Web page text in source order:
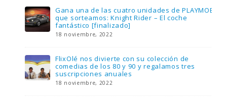
Gana una de las cuatro unidades de PLAYMOBIL
que sorteamos: Knight Rider – El coche
fantástico [finalizado]
18 noviembre, 2022
FlixOlé nos divierte con su colección de
comedias de los 80 y 90 y regalamos tres
suscripciones anuales
18 noviembre, 2022